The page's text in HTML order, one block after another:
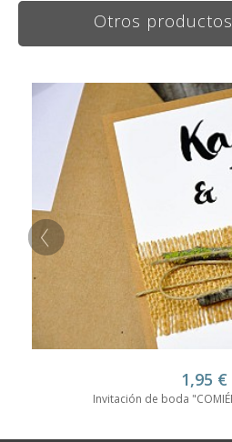
Otros
1,95 €
Invitación de boda